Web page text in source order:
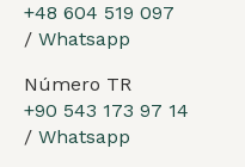
+48 604 519 097
/ Whatsapp
Número TR
+90 543 173 97 14
/ Whatsapp